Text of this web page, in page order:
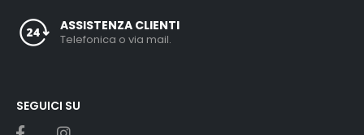
ASSISTENZA CLIENTI
Telefonica o via mail.
SEGUICI SU